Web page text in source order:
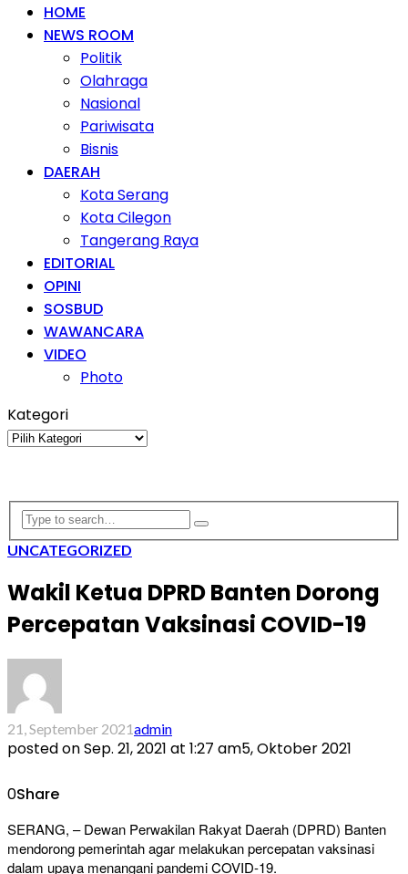
HOME
NEWS ROOM
Politik
Olahraga
Nasional
Pariwisata
Bisnis
DAERAH
Kota Serang
Kota Cilegon
Tangerang Raya
EDITORIAL
OPINI
SOSBUD
WAWANCARA
VIDEO
Photo
Kategori
Kategori
UNCATEGORIZED
Wakil Ketua DPRD Banten Dorong
Percepatan Vaksinasi COVID-19
21, September 2021admin
posted onSep. 21, 2021 at 1:27 am5, Oktober 2021
0Share
SERANG, – Dewan Perwakilan Rakyat Daerah (DPRD) Banten
mendorong pemerintah agar melakukan percepatan vaksinasi
dalam upaya menangani pandemi COVID-19.